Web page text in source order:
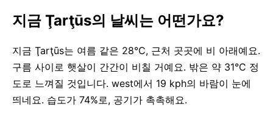
지금 Ţarţūs의 날씨는 어떤가요?
지금 Ţarţūs는 여름 같은 28°C, 근처 곳곳에 비 아래예요.
구름 사이로 햇살이 간간이 비칠 거예요. 밖은 약 31°C 정
도로 느껴질 것입니다. west에서 19 kph의 바람이 눈에
띄네요. 습도가 74%로, 공기가 촉촉해요.